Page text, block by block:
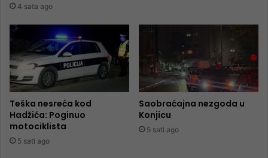
4 sata ago
Teška nesreća kod
Hadžića: Poginuo
motociklista
5 sati ago
Saobraćajna nezgoda u
Konjicu
5 sati ago